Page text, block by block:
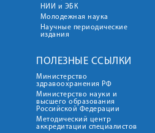
НИИ и ЭБК
Молодежная наука
Научные периодические
издания
ПОЛЕЗНЫЕ ССЫЛКИ
Министерство
здравоохранения РФ
Министерство науки и
высшего образования
Российской Федерации
Методический центр
аккредитации специалистов